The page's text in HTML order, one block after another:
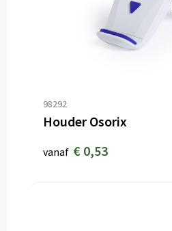
98292
Houder Osorix
vanaf € 0,53